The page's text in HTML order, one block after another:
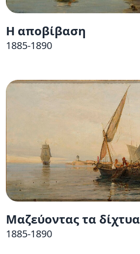
Η αποβίβαση
1885-1890
Μαζεύοντας τα δίχτυα
1885-1890